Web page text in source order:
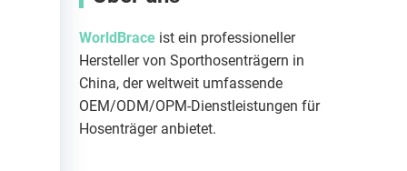
WorldBrace ist ein professioneller
Hersteller von Sporthosenträgern in
China, der weltweit umfassende
OEM/ODM/OPM-Dienstleistungen für
Hosenträger anbietet.